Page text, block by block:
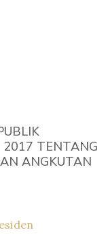
2017 TENTANG
ANGKUTAN